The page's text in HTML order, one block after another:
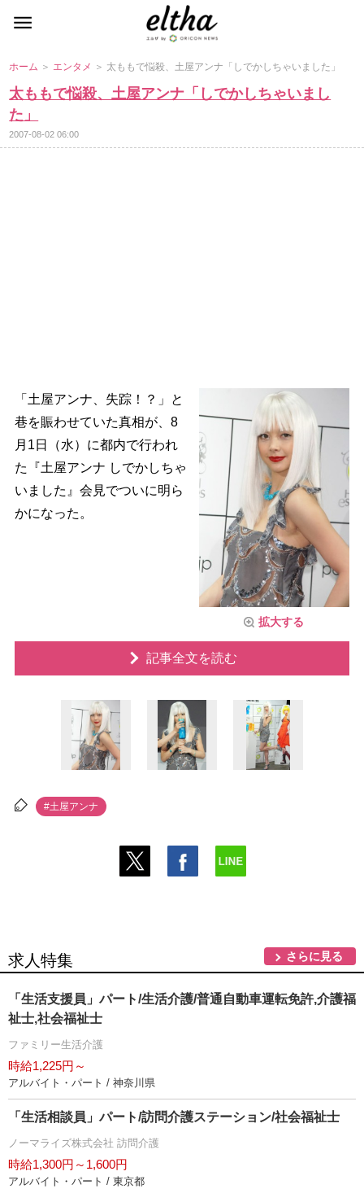
ホーム ＞ エンタメ ＞ 太ももで悩殺、土屋アンナ「しでかしちゃいました」
太ももで悩殺、土屋アンナ「しでかしちゃいまし
た」
2007-08-02 06:00
拡大する
「土屋アンナ、失踪！？」と
巷を賑わせていた真相が、8
月1日（水）に都内で行われ
た『土屋アンナ しでかしちゃ
いました』会見でついに明ら
かになった。
記事全文を読む
#土屋アンナ
求人特集 さらに見る
「生活支援員」パート/生活介護/普通自動車運転免許,介護福
祉士,社会福祉士
ファミリー生活介護
時給1,225円～
アルバイト・パート / 神奈川県
「生活相談員」パート/訪問介護ステーション/社会福祉士
ノーマライズ株式会社 訪問介護
時給1,300円～1,600円
アルバイト・パート / 東京都